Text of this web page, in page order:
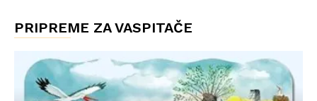
PRIPREME ZA VASPITAČE